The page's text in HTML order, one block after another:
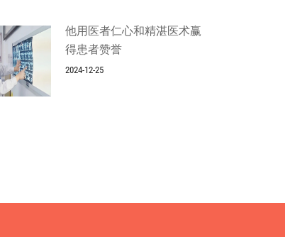
他用医者仁心和精湛医术赢
得患者赞誉
2024-12-25